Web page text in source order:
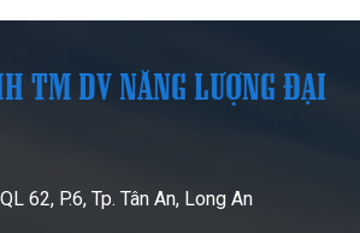
TM DV NĂNG LƯỢNG ĐẠI
62, P.6, Tp. Tân An, Long An